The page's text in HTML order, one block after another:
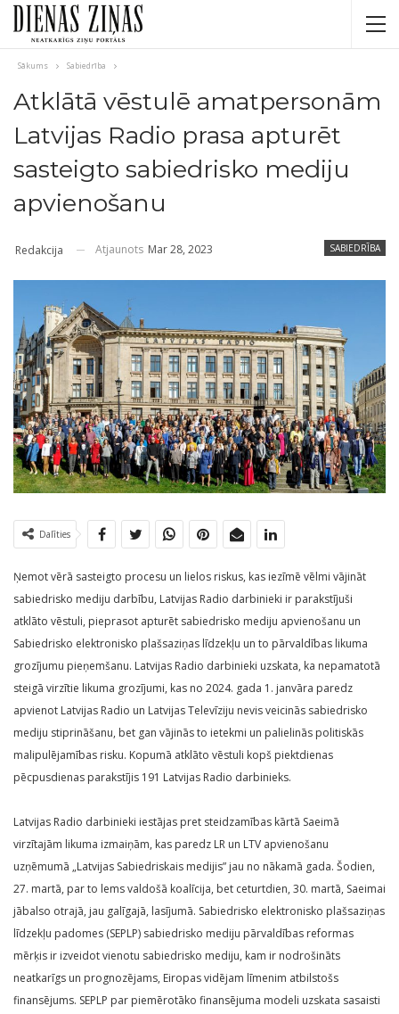
Sākums Sabiedrība
Atklātā vēstulē amatpersonām
Latvijas Radio prasa apturēt
sasteigto sabiedrisko mediju
apvienošanu
SABIEDRĪBA
Redakcija Atjaunots Mar 28, 2023
Dalīties
Ņemot vērā sasteigto procesu un lielos riskus, kas iezīmē vēlmi vājināt
sabiedrisko mediju darbību, Latvijas Radio darbinieki ir parakstījuši
atklāto vēstuli, pieprasot apturēt sabiedrisko mediju apvienošanu un
Sabiedrisko elektronisko plašsaziņas līdzekļu un to pārvaldības likuma
grozījumu pieņemšanu. Latvijas Radio darbinieki uzskata, ka nepamatotā
steigā virzītie likuma grozījumi, kas no 2024. gada 1. janvāra paredz
apvienot Latvijas Radio un Latvijas Televīziju nevis veicinās sabiedrisko
mediju stiprināšanu, bet gan vājinās to ietekmi un palielinās politiskās
malipulējamības risku. Kopumā atklāto vēstuli kopš piektdienas
pēcpusdienas parakstījis 191 Latvijas Radio darbinieks.
Latvijas Radio darbinieki iestājas pret steidzamības kārtā Saeimā
virzītajām likuma izmaiņām, kas paredz LR un LTV apvienošanu
uzņēmumā „Latvijas Sabiedriskais medijis” jau no nākamā gada. Šodien,
27. martā, par to lems valdošā koalīcija, bet ceturtdien, 30. martā, Saeimai
jābalso otrajā, jau galīgajā, lasījumā. Sabiedrisko elektronisko plašsaziņas
līdzekļu padomes (SEPLP) sabiedrisko mediju pārvaldības reformas
mērķis ir izveidot vienotu sabiedrisko mediju, kam ir nodrošināts
neatkarīgs un prognozējams, Eiropas vidējam līmenim atbilstošs
finansējums. SEPLP par piemērotāko finansējuma modeli uzskata sasaisti